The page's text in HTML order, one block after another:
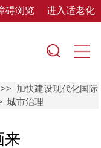
碍浏览 进入适老化
>> 加快建设现代化国际
城市治理
来